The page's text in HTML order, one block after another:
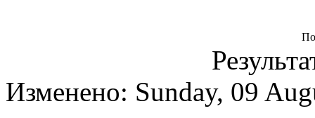
Изменено: Sunday, 09